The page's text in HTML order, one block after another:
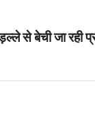
से बेची जा रही